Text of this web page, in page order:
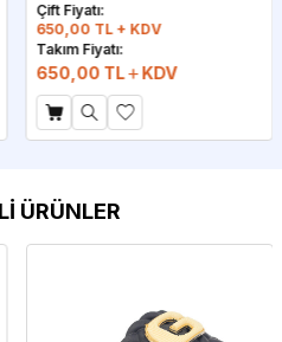
Çift Fiyatı:
650,00 TL + KDV
Takım Fiyatı:
650,00 TL KDV
ÜRÜNLER